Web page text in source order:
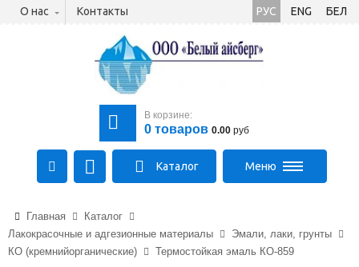
О нас Контакты РУС ENG БЕЛ
В корзине:
0 товаров 0.00 руб
+375 (29) 710-23-43
+375 (33) 315-03-03
aysberg-sales@yandex.by
Каталог Меню
Главная
Каталог
Лакокрасочные и адгезионные материалы
Эмали, лаки, грунты
КО (кремнийорганические)
Термостойкая эмаль КО-859